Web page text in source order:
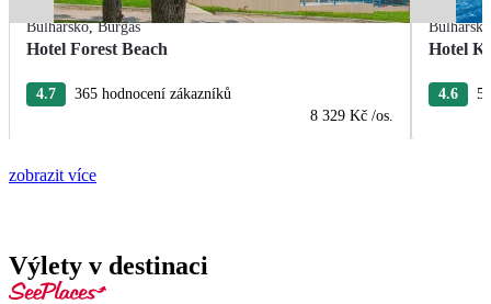
Bulharsko,Burgas
Hotel Forest Beach
4.7
365 hodnocení zákazníků
8 329 Kč /os.
Bulharsko
Hotel
4.6
zobrazit více
Výlety v destinaci